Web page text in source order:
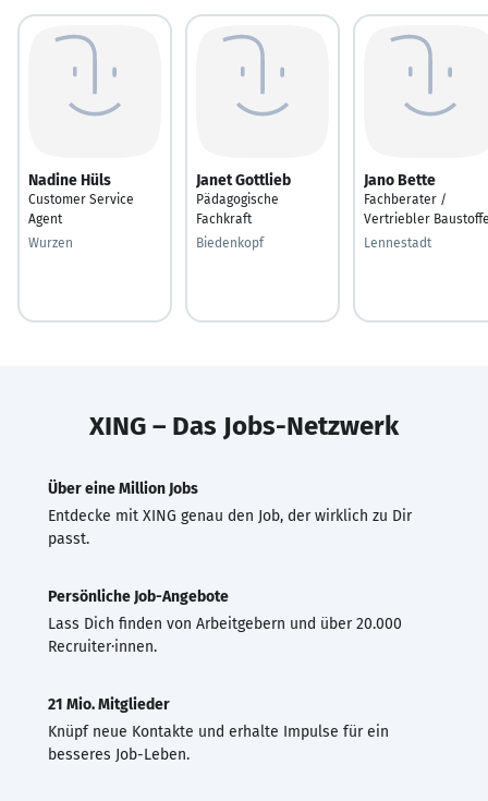
Nadine Hüls
Customer Service
Agent
Wurzen
Janet Gottlieb
Pädagogische
Fachkraft
Biedenkopf
Jano Bette
Fachberater /
Vertriebler
Lennestadt
XING – Das Jobs-Netzwerk
Über eine Million Jobs
Entdecke mit XING genau den Job, der wirklich zu Dir
passt.
Persönliche Job-Angebote
Lass Dich finden von Arbeitgebern und über 20.000
Recruiter·innen.
21 Mio. Mitglieder
Knüpf neue Kontakte und erhalte Impulse für ein
besseres Job-Leben.